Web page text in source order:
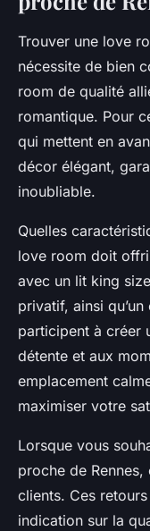
Trouver une love
nécessite de bien
room de qualité
romantique. Pour
qui mettent en
décor élégant,
inoubliable.
Quelles
love room doit
avec un lit king
privatif, ainsi
participent à créer
détente et aux
emplacement
maximiser votre
Lorsque vous
proche de
clients. Ces
indication sur la